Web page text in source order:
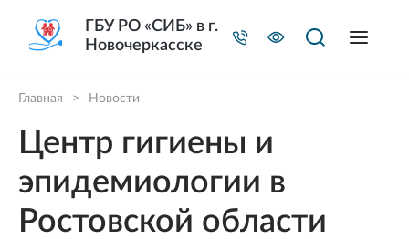
Главная > Новости
Центр гигиены и
эпидемиологии в
Ростовской области
ГБУ РО «СИБ» в г.
Новочеркасске